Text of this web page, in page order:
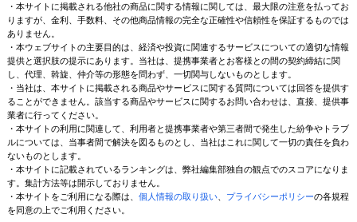
・本サイトに掲載される他社の商品に関する情報に関しては、最大限の注意を払ってお
りますが、金利、手数料、その他商品情報の完全な正確性や信頼性を保証するものでは
ありません。
・本ウェブサイトの主要目的は、経済や投資に関連するサービスについての適切な情報
提供と選択肢の提示にあります。当社は、提携事業者とお客様との間の契約締結に関
し、代理、斡旋、仲介等の形態を問わず、一切関与しないものとします。
・当社は、本サイトに掲載される商品やサービスに関する質問については回答を提供す
ることができません。該当する商品やサービスに関するお問い合わせは、直接、提供事
業者に行ってください。
・本サイトの利用に関連して、利用者と提携事業者や第三者間で発生した紛争やトラブ
ルについては、当事者間で解決を図るものとし、当社はこれに関して一切の責任を負わ
ないものとします。
・本サイトに記載されているランキングは、弊社編集部独自の観点でのスコアになりま
す。集計方法等は開示しておりません。
・本サイトをご利用になる際は、 個人情報の取り扱い、 プライバシーポリシーの各規程
を同意の上でご利用ください。